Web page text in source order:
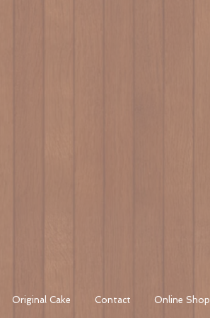
Original Cake Contact Online Shop